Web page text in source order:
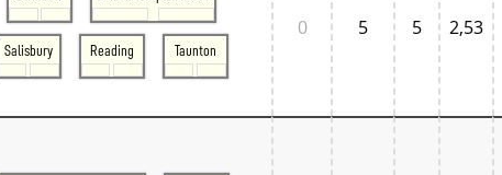
Salisbury Reading Taunton
0 5 5 2,53